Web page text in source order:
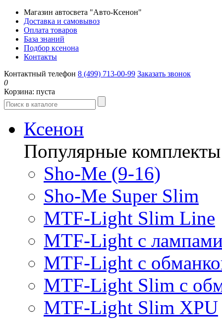
Магазин автосвета "Авто-Ксенон"
Доставка и самовывоз
Оплата товаров
База знаний
Подбор ксенона
Контакты
Контактный телефон 8 (499) 713-00-99 Заказать звонок
0
Корзина: пуста
Ксенон
Популярные комплекты
Sho-Me (9-16)
Sho-Me Super Slim
MTF-Light Slim Line
MTF-Light с
MTF-Light с
MTF-Light Slim с
MTF-Light Slim XPU